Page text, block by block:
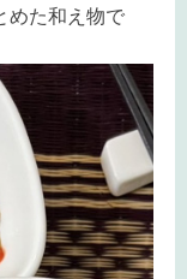
めた和え物で